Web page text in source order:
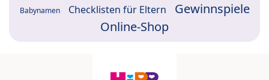
Babynamen Checklisten für Eltern
Gewinnspiele
Online-Shop